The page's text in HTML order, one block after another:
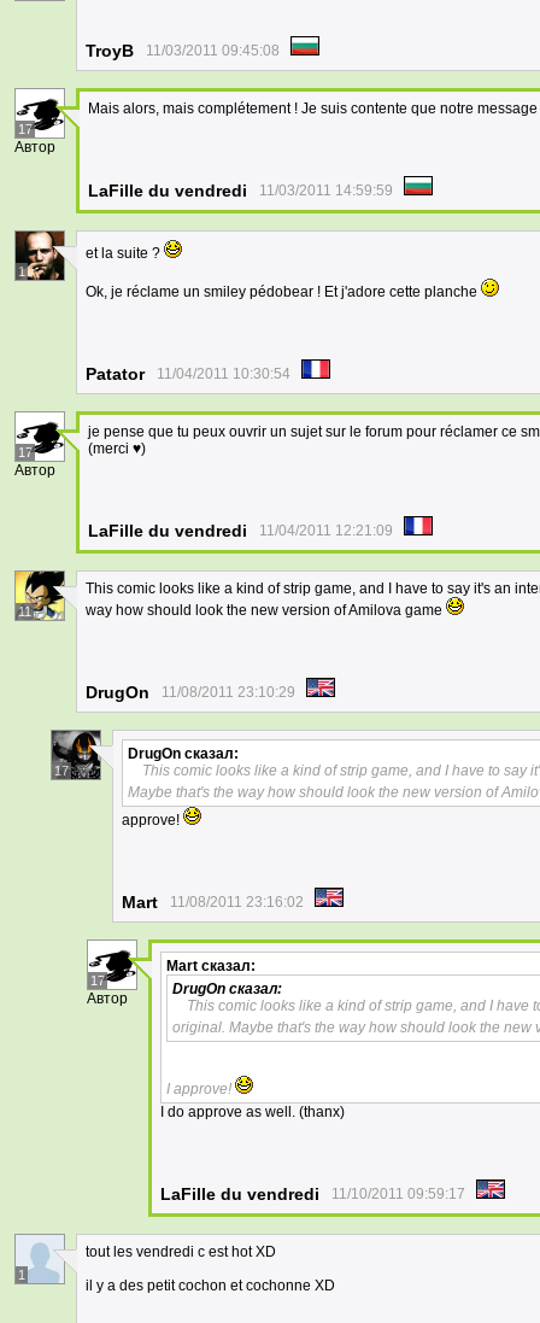
TroyB 11/03/2011 09:45:08
17
Автор
Mais alors, mais complétement ! Je suis contente que notre
LaFille du vendredi 11/03/2011 14:59:59
1
et la suite ?
Ok, je réclame un smiley pédobear ! Et j'adore cette planche
Patator 11/04/2011 10:30:54
17
Автор
je pense que tu peux ouvrir un sujet sur le forum pour réclamer ce
(merci ♥)
LaFille du vendredi 11/04/2011 12:21:09
11
This comic looks like a kind of strip game, and I have to say it's an
way how should look the new version of Amilova game
DrugOn 11/08/2011 23:10:29
17
DrugOn сказал:
This comic looks like a kind of strip game, and I have to
Maybe that's the way how should look the new version of
approve!
Mart 11/08/2011 23:16:02
17
Автор
Mart сказал:
DrugOn сказал:
This comic looks like a kind of strip game, and I
original. Maybe that's the way how should look the
I approve!
I do approve as well. (thanx)
LaFille du vendredi 11/10/2011 09:59:17
1
tout les vendredi c est hot XD
il y a des petit cochon et cochonne XD